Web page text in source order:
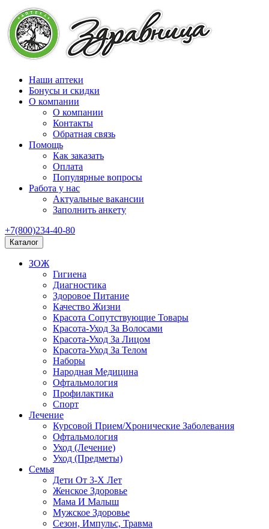
Наши аптеки
Бонусы и скидки
О компании
О компании
Контакты
Обратная связь
Помощь
Как заказать
Оплата
Популярные вопросы
Работа у нас
Актуальные вакансии
Заполнить анкету
+7(800)234-40-80
Каталог
ЗОЖ
Гигиена
Диагностика
Здоровое Питание
Качество Жизни
Красота Сопутствующие Товары
Красота-Уход За Волосами
Красота-Уход За Лицом
Красота-Уход За Телом
Наборы
Народная Медицина
Офтальмология
Профилактика
Спорт
Лечение
Курсовой Прием/Хронические Заболевания
Офтальмология
Уход (Лечение)
Уход (Предметы)
Семья
Дети От 3-Х Лет
Женское Здоровье
Мама И Малыш
Мужское Здоровье
Сезон, Импульс, Травма